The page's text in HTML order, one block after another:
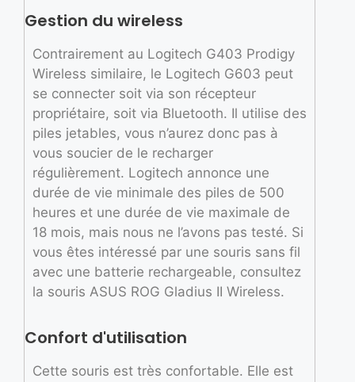
Gestion du wireless
Contrairement au Logitech G403 Prodigy
Wireless similaire, le Logitech G603 peut
se connecter soit via son récepteur
propriétaire, soit via Bluetooth. Il utilise des
piles jetables, vous n’aurez donc pas à
vous soucier de le recharger
régulièrement. Logitech annonce une
durée de vie minimale des piles de 500
heures et une durée de vie maximale de
18 mois, mais nous ne l’avons pas testé. Si
vous êtes intéressé par une souris sans fil
avec une batterie rechargeable, consultez
la souris ASUS ROG Gladius II Wireless.
Confort d'utilisation
Cette souris est très confortable. Elle est